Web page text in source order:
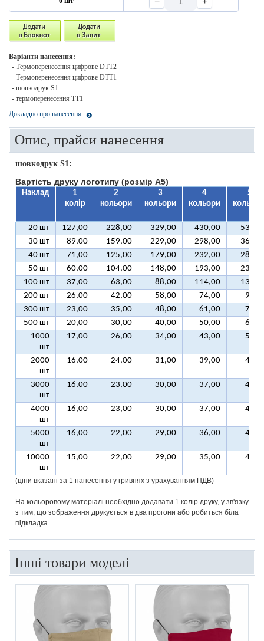
Варіанти нанесення:
- Термоперенесення цифрове DTT2
- Термоперенесення цифрове DTT1
- шовкодрук S1
- термоперенесення TT1
Докладно про нанесення
Опис, прайси нанесення
шовкодрук S1:
Вартість друку логотипу (розмір А5)
Наклад
1
колір
2
кольори
3
кольори
4
кольори
5
20 шт 127,00 228,00 329,00 430,00
30 шт
89,00 159,00 229,00 298,00
40 шт
71,00 125,00 179,00 232,00
50 шт
60,00 104,00 148,00 193,00
100 шт
37,00 63,00 88,00 114,00
200 шт
26,00 42,00 58,00 74,00
300 шт
23,00 35,00 48,00 61,00
500 шт
20,00 30,00 40,00 50,00
1000
шт
17,00 26,00 34,00 43,00
2000
шт
16,00 24,00 31,00 39,00
3000
шт
16,00 23,00 30,00 37,00
4000
шт
16,00 23,00 30,00 37,00
5000
шт
16,00 22,00 29,00 36,00
10000
шт
15,00 22,00 29,00 35,00
(ціни вказані за 1 нанесення у гривнях з урахуванням ПДВ)
На кольоровому матеріалі необхідно додавати 1 колір друку, у зв'язку
з тим, що зображення друкується в два прогони або робиться біла
підкладка.
Інші товари моделі